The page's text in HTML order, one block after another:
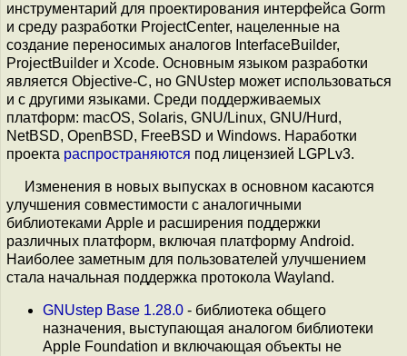
инструментарий для проектирования интерфейса Gorm
и среду разработки ProjectCenter, нацеленные на
создание переносимых аналогов InterfaceBuilder,
ProjectBuilder и Xcode. Основным языком разработки
является Objective-C, но GNUstep может использоваться
и с другими языками. Среди поддерживаемых
платформ: macOS, Solaris, GNU/Linux, GNU/Hurd,
NetBSD, OpenBSD, FreeBSD и Windows. Наработки
проекта распространяются под лицензией LGPLv3.
Изменения в новых выпусках в основном касаются
улучшения совместимости с аналогичными
библиотеками Apple и расширения поддержки
различных платформ, включая платформу Android.
Наиболее заметным для пользователей улучшением
стала начальная поддержка протокола Wayland.
GNUstep Base 1.28.0 - библиотека общего
назначения, выступающая аналогом библиотеки
Apple Foundation и включающая объекты не